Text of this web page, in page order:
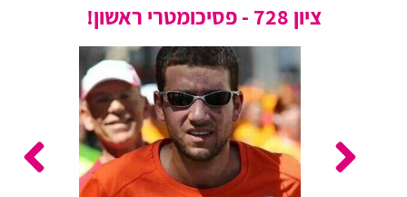
לפסיכומטרי
בחינות
הכנה
לצה"ל
ציון 728 - פסיכומטרי ראשון!